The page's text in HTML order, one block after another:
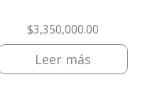
$3,350,000.00
Leer más